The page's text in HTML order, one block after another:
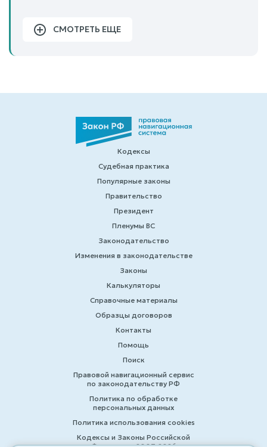
СМОТРЕТЬ ЕЩЕ
Кодексы
Судебная практика
Популярные законы
Правительство
Президент
Пленумы ВС
Законодательство
Изменения в законодательстве
Законы
Калькуляторы
Справочные материалы
Образцы договоров
Контакты
Помощь
Поиск
Правовой навигационный сервис
по законодательству РФ
Политика по обработке
персональных данных
Политика использования cookies
Кодексы и Законы Российской